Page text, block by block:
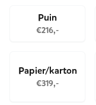
Kies een afvalstroom
Puin
€216,-
Papier/karton
€319,-